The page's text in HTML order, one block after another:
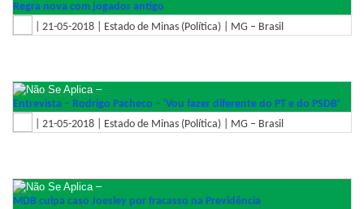
Regra nova com jogador antigo
| 21-05-2018 | Estado de Minas (Política) | MG – Brasil
–
Entrevista – Rodrigo Pacheco – 'Vou fazer diferente do PT e do PSDB'
| 21-05-2018 | Estado de Minas (Política) | MG – Brasil
–
MDB culpa caso Joesley por fracasso na Previdência